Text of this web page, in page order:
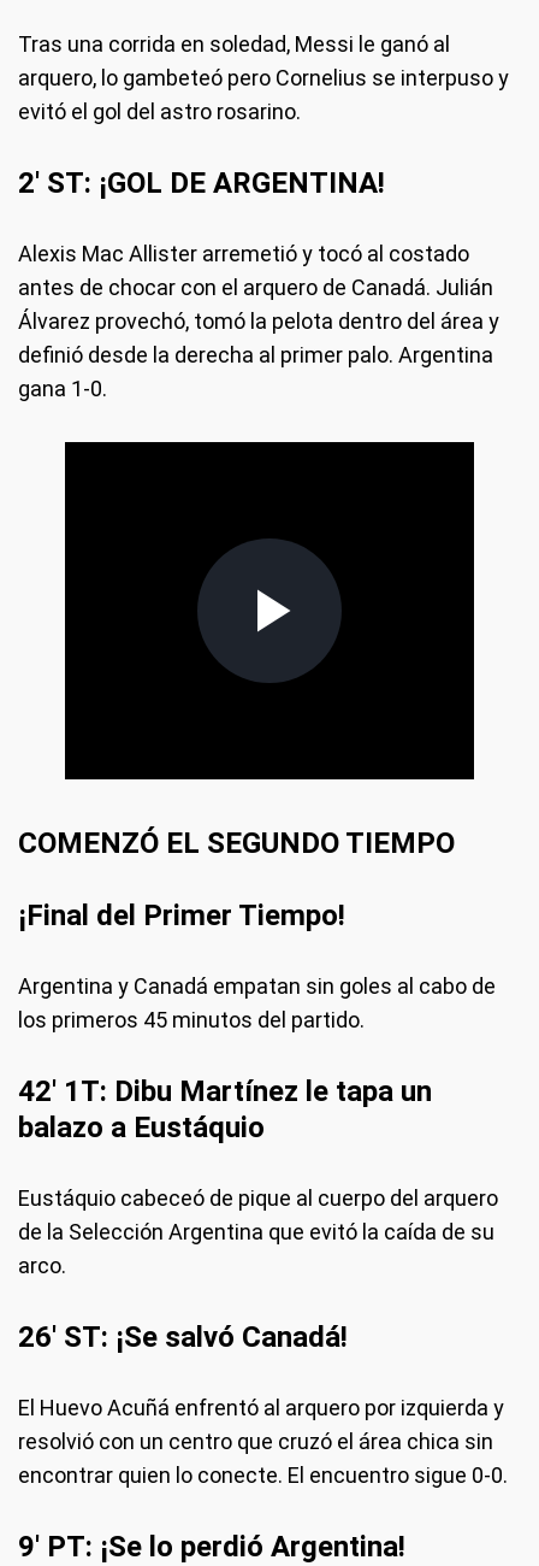
Tras una corrida en soledad, Messi le ganó al
arquero, lo gambeteó pero Cornelius se interpuso y
evitó el gol del astro rosarino.
2' ST: ¡GOL DE ARGENTINA!
Alexis Mac Allister arremetió y tocó al costado
antes de chocar con el arquero de Canadá. Julián
Álvarez provechó, tomó la pelota dentro del área y
definió desde la derecha al primer palo. Argentina
gana 1-0.
COMENZÓ EL SEGUNDO TIEMPO
¡Final del Primer Tiempo!
Argentina y Canadá empatan sin goles al cabo de
los primeros 45 minutos del partido.
42' 1T: Dibu Martínez le tapa un
balazo a Eustáquio
Eustáquio cabeceó de pique al cuerpo del arquero
de la Selección Argentina que evitó la caída de su
arco.
26' ST: ¡Se salvó Canadá!
El Huevo Acuñá enfrentó al arquero por izquierda y
resolvió con un centro que cruzó el área chica sin
encontrar quien lo conecte. El encuentro sigue 0-0.
9' PT: ¡Se lo perdió Argentina!